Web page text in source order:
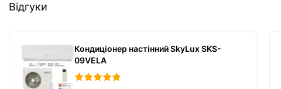
Відгуки
Кондиціонер настінний SkyLux SKS-
09VELA